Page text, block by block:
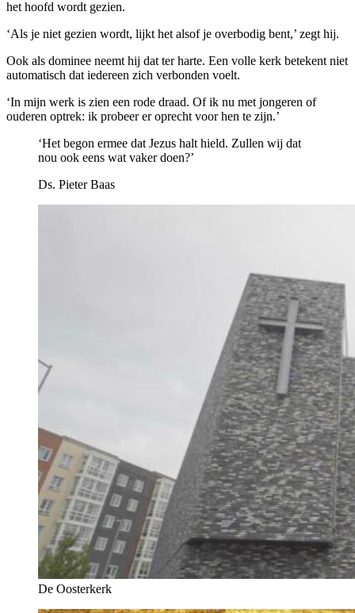
het hoofd wordt gezien.
‘Als je niet gezien wordt, lijkt het alsof je overbodig bent,’ zegt hij.
Ook als dominee neemt hij dat ter harte. Een volle kerk betekent niet
automatisch dat iedereen zich verbonden voelt.
‘In mijn werk is zien een rode draad. Of ik nu met jongeren of
ouderen optrek: ik probeer er oprecht voor hen te zijn.’
‘Het begon ermee dat Jezus halt hield. Zullen wij dat
nou ook eens wat vaker doen?’
Ds. Pieter Baas
De Oosterkerk